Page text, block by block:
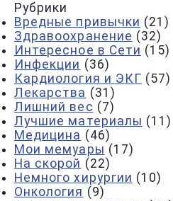
Рубрики
Вредные привычки (21)
Здравоохранение (32)
Интересное в Сети (15)
Инфекции (36)
Кардиология и ЭКГ (57)
Лекарства (31)
Лишний вес (7)
Лучшие материалы (11)
Медицина (46)
Мои мемуары (17)
На скорой (22)
Немного хирургии (10)
Онкология (9)